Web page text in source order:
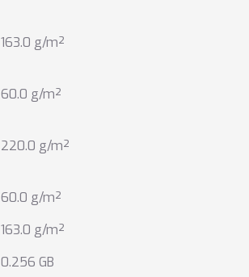
163.0 g/m²
60.0 g/m²
220.0 g/m²
60.0 g/m²
163.0 g/m²
0.256 GB